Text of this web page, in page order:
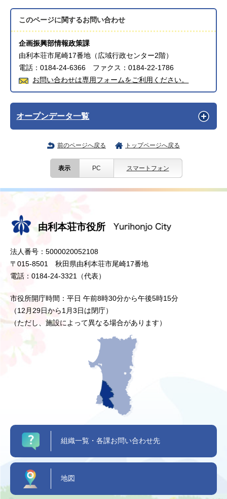
このページに関するお問い合わせ
企画振興部情報政策課
由利本荘市尾崎17番地（広域行政センター2階）
電話：0184-24-6366 ファクス：0184-22-1786
お問い合わせは専用フォームをご利用ください。
オープンデータ一覧
前のページへ戻る トップページへ戻る
表示 PC スマートフォン
由利本荘市役所
法人番号：5000020052108
〒015-8501 秋田県由利本荘市尾崎17番地
電話：0184-24-3321（代表）
市役所開庁時間：平日 午前8時30分から午後5時15分
（12月29日から1月3日は閉庁）
（ただし、施設によって異なる場合があります）
組織一覧・各課お問い合わせ先
地図